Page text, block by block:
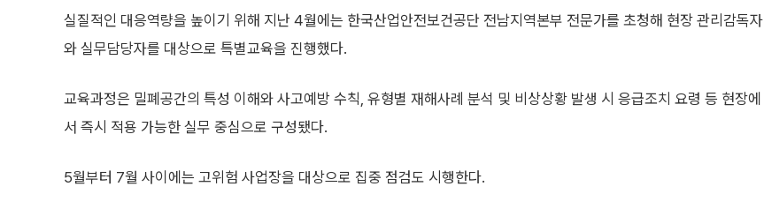
실질적인 대응역량을 높이기 위해 지난 4월에는 한국산업안전보건공단 전남지역본부 전문가를 초청해 현장 관리감독자
와 실무담당자를 대상으로 특별교육을 진행했다.
교육과정은 밀폐공간의 특성 이해와 사고예방 수칙, 유형별 재해사례 분석 및 비상상황 발생 시 응급조치 요령 등 현장에
서 즉시 적용 가능한 실무 중심으로 구성됐다.
5월부터 7월 사이에는 고위험 사업장을 대상으로 집중 점검도 시행한다.